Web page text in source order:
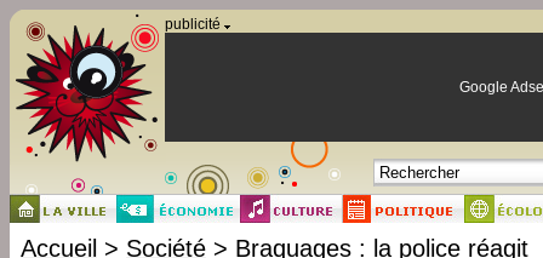
publicité
Google
Accueil > Société > Braquages : la police réagit
Panneau de gestion des cookies